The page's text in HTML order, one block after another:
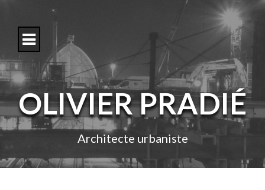
o
c
n
e
OLIVIER PRADIÉ
Architecte urbaniste